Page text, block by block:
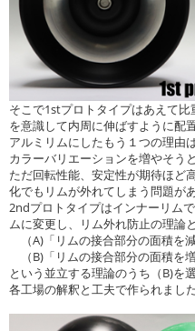
そこで1stプロトタイプはあえて
を意識して内周に伸ばすように配
アルミリムにしたもう１つの理由
カラーバリエーションを増やそう
ただ回転性能、安定性が期待ほど
化でもリムが外れてしまう問題が
2ndプロトタイプはインナーリム
ムに変更し、リム外れ防止の理論と
（A)「リムの接合部分の面積を
（B)「リムの接合部分の面積を
という並立する理論のうち（B)を
各工場の解釈と工夫で作られました